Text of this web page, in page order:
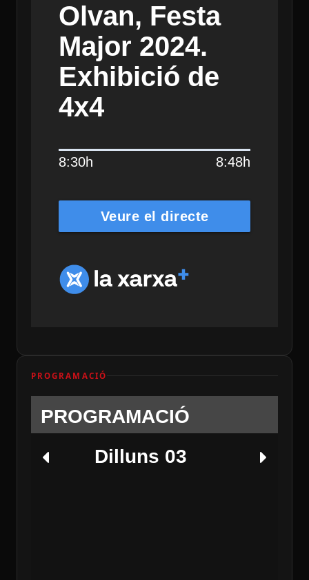
Olvan, Festa
Major 2024.
Exhibició de
4x4
8:30h 8:48h
Veure el directe
PROGRAMACIÓ
PROGRAMACIÓ
Dilluns 03